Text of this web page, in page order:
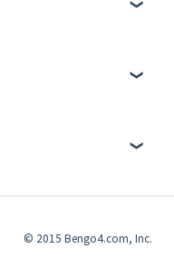
© 2015 Bengo4.com, Inc.